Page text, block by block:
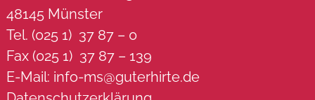
48145 Münster
Tel. (025 1) 37 87 – 0
Fax (025 1) 37 87 – 139
E-Mail: info-ms@guterhirte.de